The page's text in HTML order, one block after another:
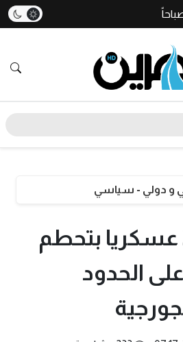
و دولي - سياسي
تركيا تنعى 20 عسكريا بتحطم
الحدود